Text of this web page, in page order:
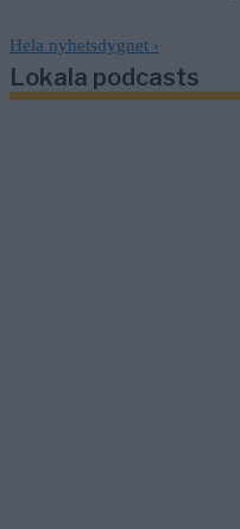
Hela nyhetsdygnet ›
Lokala podcasts